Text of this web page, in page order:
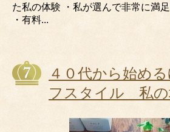
た私の体験 ・私が選んで非常に満
・有料...
４０代から始め
フスタイル 私の